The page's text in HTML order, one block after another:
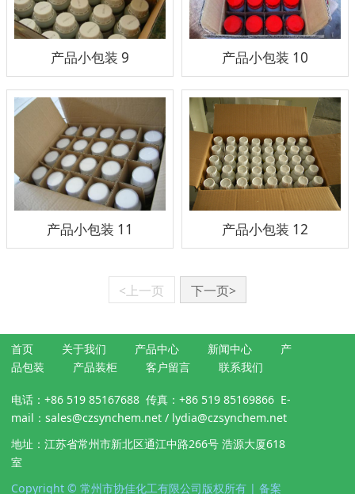
产品小包装 9 产品小包装 10
产品小包装 11 产品小包装 12
<上一页 下一页>
首页 关于我们 产品中心 新闻中心
产
品包装
产品装柜 客户留言 联系我们
电话：+86 519 85167688 传真：+86 519 85169866 E-
mail：sales@czsynchem.net / lydia@czsynchem.net
地址：江苏省常州市新北区通江中路266号 浩源大厦618
室
Copyright © 常州市协佳化工有限公司版权所有 | 备案